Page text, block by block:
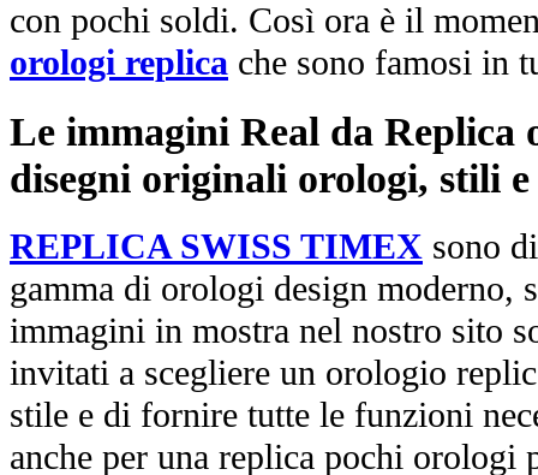
con pochi soldi. Così ora è il
orologi replica che sono famosi in
Le immagini Real da Replica
disegni originali orologi, stili
REPLICA SWISS TIMEX sono
gamma di orologi design moderno,
immagini in mostra nel nostro sito
invitati a scegliere un orologio
stile e di fornire tutte le funzioni
anche per una replica pochi orologi